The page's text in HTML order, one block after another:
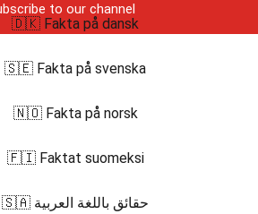
to our channel
🇩🇰 Fakta på dansk
🇸🇪 Fakta på svenska
🇳🇴 Fakta på norsk
🇫🇮 Faktat suomeksi
🇸🇦 حقائق باللغة العربية